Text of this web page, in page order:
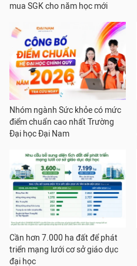
mua SGK cho năm học mới
Nhóm ngành Sức khỏe có mức
điểm chuẩn cao nhất Trường
Đại học Đại Nam
Cần hơn 7.000 ha đất để phát
triển mạng lưới cơ sở giáo dục
đại học